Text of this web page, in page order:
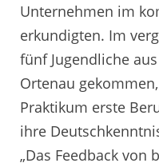
Unternehmen im
erkundigten. Im
fünf Jugendliche
Ortenau
Praktikum erste
ihre
„Das Feedback von